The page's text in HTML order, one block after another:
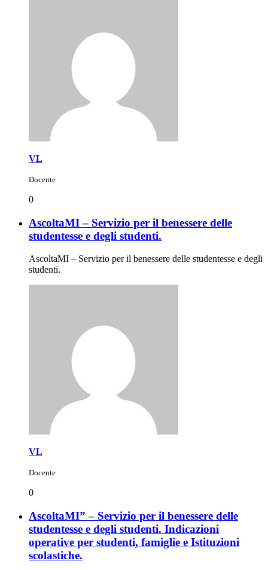
VL
Docente
0
AscoltaMI – Servizio per il benessere delle
studentesse e degli studenti.
AscoltaMI – Servizio per il benessere delle studentesse e degli
studenti.
VL
Docente
0
AscoltaMI” – Servizio per il benessere delle
studentesse e degli studenti. Indicazioni
operative per studenti, famiglie e Istituzioni
scolastiche.